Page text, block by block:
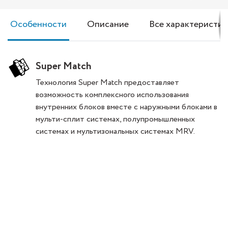
Особенности Описание Все
Super Match
Технология Super Match предоставляет
возможность комплексного использования
внутренних блоков вместе с наружными блоками в
мульти-сплит системах, полупромышленных
системах и мультизональных системах MRV.